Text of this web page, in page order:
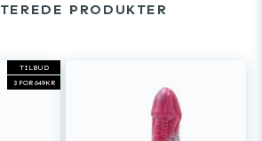
PRODUKTER
TILBUD
3 FOR 649KR